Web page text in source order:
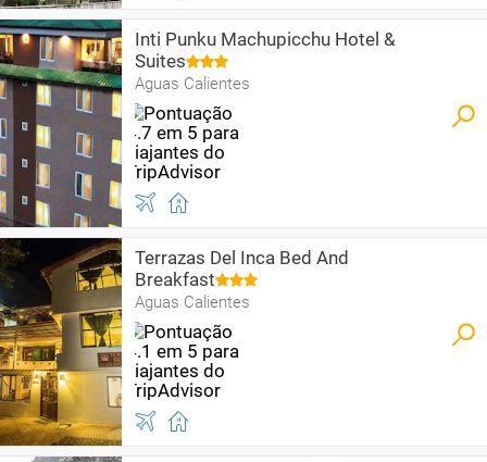
Inti Punku Machupicchu Hotel &
Suites
Aguas Calientes
Terrazas Del Inca Bed And
Breakfast
Aguas Calientes